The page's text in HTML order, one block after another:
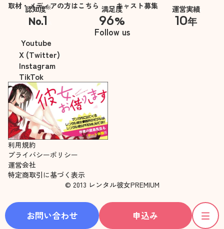
お問い合わせ 申込み
取材・メディアの方はこちら
キャスト募集
認知度※
No.1
※自社調べ
満足度
96%
運営実績
10年
Follow us
Youtube
X (Twitter)
Instagram
TikTok
利用規約
プライバシーポリシー
運営会社
特定商取引に基づく表示
© 2013 レンタル彼女PREMIUM